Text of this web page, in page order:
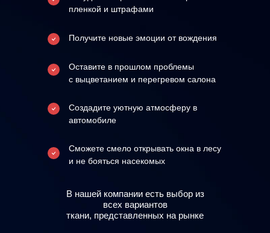
В нашей компании есть выбор из
всех вариантов
ткани, представленных на рынке
пленкой и штрафами
Получите новые эмоции от вождения
Оставите в прошлом проблемы
с выцветанием и перегревом салона
Создадите уютную атмосферу в
автомобиле
Сможете смело открывать окна в лесу
и не бояться насекомых